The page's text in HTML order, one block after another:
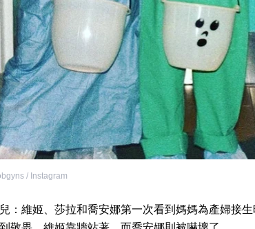
/ Instagram
：維姬、莎拉和喬安娜第一次看到媽媽為產婦接